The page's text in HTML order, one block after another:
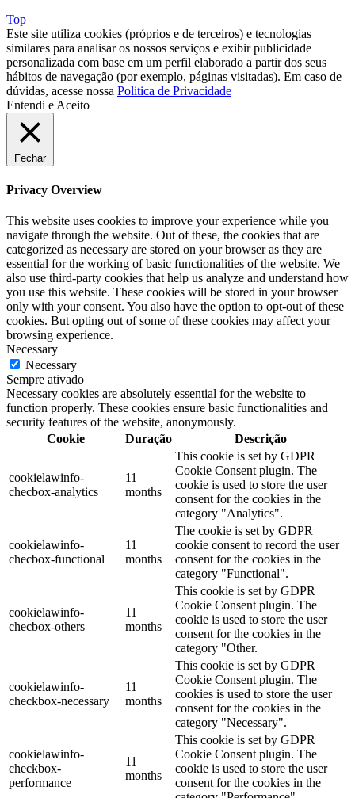
Top
Este site utiliza cookies (próprios e de terceiros) e tecnologias
similares para analisar os nossos serviços e exibir publicidade
personalizada com base em um perfil elaborado a partir dos seus
hábitos de navegação (por exemplo, páginas visitadas). Em caso de
dúvidas, acesse nossa Politica de Privacidade
Entendi e Aceito
Fechar
Privacy Overview
This website uses cookies to improve your experience while you
navigate through the website. Out of these, the cookies that are
categorized as necessary are stored on your browser as they are
essential for the working of basic functionalities of the website. We
also use third-party cookies that help us analyze and understand how
you use this website. These cookies will be stored in your browser
only with your consent. You also have the option to opt-out of these
cookies. But opting out of some of these cookies may affect your
browsing experience.
Necessary
Necessary
Sempre ativado
Necessary cookies are absolutely essential for the website to
function properly. These cookies ensure basic functionalities and
security features of the website, anonymously.
Cookie
Duração Descrição
cookielawinfo-
checbox-analytics
11
months
This cookie is set by GDPR
Cookie Consent plugin. The
cookie is used to store the user
consent for the cookies in the
category "Analytics".
cookielawinfo-
checbox-functional
11
months
The cookie is set by GDPR
cookie consent to record the user
consent for the cookies in the
category "Functional".
cookielawinfo-
checbox-others
11
months
This cookie is set by GDPR
Cookie Consent plugin. The
cookie is used to store the user
consent for the cookies in the
category "Other.
cookielawinfo-
checkbox-necessary
11
months
This cookie is set by GDPR
Cookie Consent plugin. The
cookies is used to store the user
consent for the cookies in the
category "Necessary".
cookielawinfo-
checkbox-
performance
11
months
This cookie is set by GDPR
Cookie Consent plugin. The
cookie is used to store the user
consent for the cookies in the